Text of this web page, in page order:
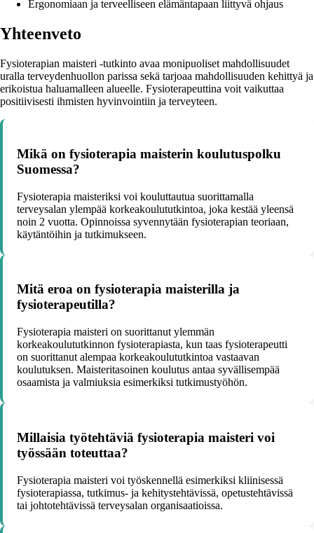
Ergonomiaan ja terveelliseen elämäntapaan liittyvä ohjaus
Yhteenveto
Fysioterapian maisteri -tutkinto avaa monipuoliset mahdollisuudet
uralla terveydenhuollon parissa sekä tarjoaa mahdollisuuden kehittyä ja
erikoistua haluamalleen alueelle. Fysioterapeuttina voit vaikuttaa
positiivisesti ihmisten hyvinvointiin ja terveyteen.
Mikä on fysioterapia maisterin koulutuspolku
Suomessa?
Fysioterapia maisteriksi voi kouluttautua suorittamalla
terveysalan ylempää korkeakoulututkintoa, joka kestää yleensä
noin 2 vuotta. Opinnoissa syvennytään fysioterapian teoriaan,
käytäntöihin ja tutkimukseen.
Mitä eroa on fysioterapia maisterilla ja
fysioterapeutilla?
Fysioterapia maisteri on suorittanut ylemmän
korkeakoulututkinnon fysioterapiasta, kun taas fysioterapeutti
on suorittanut alempaa korkeakoulututkintoa vastaavan
koulutuksen. Maisteritasoinen koulutus antaa syvällisempää
osaamista ja valmiuksia esimerkiksi tutkimustyöhön.
Millaisia työtehtäviä fysioterapia maisteri voi
työssään toteuttaa?
Fysioterapia maisteri voi työskennellä esimerkiksi kliinisessä
fysioterapiassa, tutkimus- ja kehitystehtävissä, opetustehtävissä
tai johtotehtävissä terveysalan organisaatioissa.